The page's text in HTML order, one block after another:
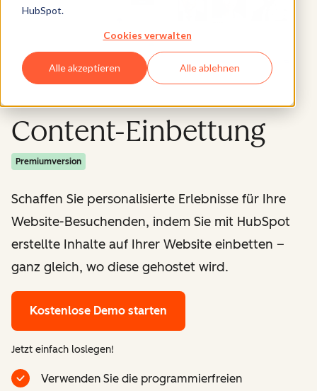
HubSpot.
Cookies verwalten
Alle akzeptieren Alle ablehnen
Content-Einbettung
Premiumversion
Schaffen Sie personalisierte Erlebnisse für Ihre
Website-Besuchenden, indem Sie mit HubSpot
erstellte Inhalte auf Ihrer Website einbetten –
ganz gleich, wo diese gehostet wird.
Kostenlose Demo starten
Jetzt einfach loslegen!
Verwenden Sie die programmierfreien